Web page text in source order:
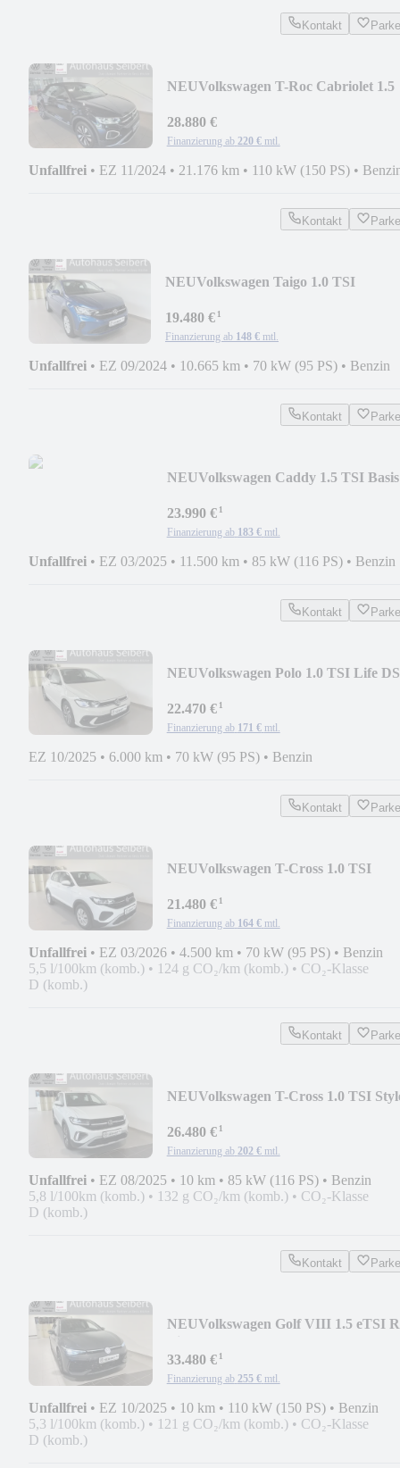
Kontakt
NEUVolkswagen T-Roc Cabriolet 1.5
28.880 €
Finanzierung ab 220 € mtl.
Unfallfrei • EZ 11/2024 • 21.176 km • 110 kW (150 PS) •
Kontakt
NEUVolkswagen Taigo 1.0 TSI
19.480 €¹
Finanzierung ab 148 € mtl.
Unfallfrei • EZ 09/2024 • 10.665 km • 70 kW (95 PS) • Benzin
Kontakt
NEUVolkswagen Caddy 1.5 TSI Basis
23.990 €¹
Finanzierung ab 183 € mtl.
Unfallfrei • EZ 03/2025 • 11.500 km • 85 kW (116 PS) • Benzin
Kontakt
NEUVolkswagen Polo 1.0 TSI Life
22.470 €¹
Finanzierung ab 171 € mtl.
EZ 10/2025 • 6.000 km • 70 kW (95 PS) • Benzin
Kontakt
NEUVolkswagen T-Cross 1.0 TSI
21.480 €¹
Finanzierung ab 164 € mtl.
Unfallfrei • EZ 03/2026 • 4.500 km • 70 kW (95 PS) • Benzin
5,5 l/100km (komb.) • 124 g CO₂/km (komb.) • CO₂-Klasse
D (komb.)
Kontakt
NEUVolkswagen T-Cross 1.0 TSI
26.480 €¹
Finanzierung ab 202 € mtl.
Unfallfrei • EZ 08/2025 • 10 km • 85 kW (116 PS) • Benzin
5,8 l/100km (komb.) • 132 g CO₂/km (komb.) • CO₂-Klasse
D (komb.)
Kontakt
NEUVolkswagen Golf VIII 1.5 eTSI
33.480 €¹
Finanzierung ab 255 € mtl.
Unfallfrei • EZ 10/2025 • 10 km • 110 kW (150 PS) • Benzin
5,3 l/100km (komb.) • 121 g CO₂/km (komb.) • CO₂-Klasse
D (komb.)